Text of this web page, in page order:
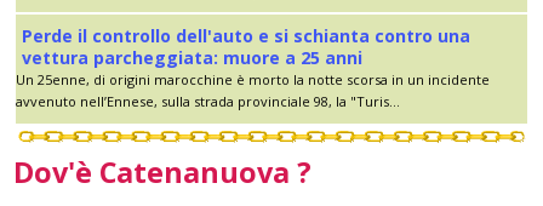
Perde il controllo dell'auto e si schianta contro una
vettura parcheggiata: muore a 25 anni
Un 25enne, di origini marocchine è morto la notte scorsa in un incidente
avvenuto nell’Ennese, sulla strada provinciale 98, la "Turis...
Dov'è Catenanuova ?